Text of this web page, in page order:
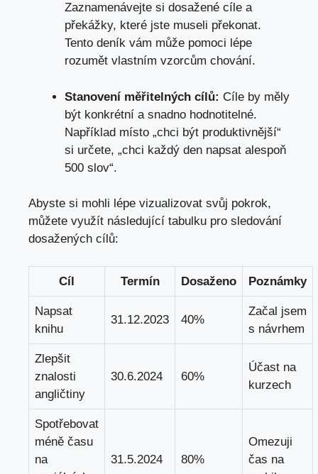
Zaznamenávejte si dosažené cíle a
překážky, které jste museli překonat.
Tento deník vám může pomoci lépe
rozumět vlastním vzorcům chování.
Stanovení měřitelných cílů: Cíle by měly
být konkrétní a snadno hodnotitelné.
Například místo „chci být produktivnější“
si určete, „chci každý den napsat alespoň
500 slov“.
Abyste si mohli lépe vizualizovat svůj pokrok,
můžete využít následující tabulku pro sledování
dosažených cílů:
Cíl Termín Dosaženo Poznámky
Napsat
knihu
31.12.2023 40%
Začal jsem
s návrhem
Zlepšit
znalosti
angličtiny
30.6.2024 60%
Účast na
kurzech
Spotřebovat
méně času
na
31.5.2024 80%
Omezuji
čas na